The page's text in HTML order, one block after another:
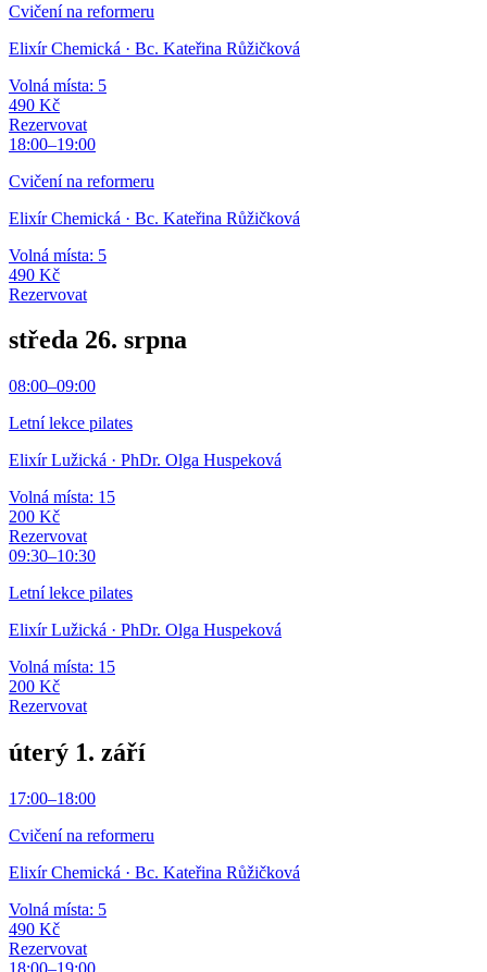
Cvičení na reformeru
Elixír Chemická · Bc. Kateřina Růžičková
Volná místa: 5
490 Kč
Rezervovat
18:00–19:00
Cvičení na reformeru
Elixír Chemická · Bc. Kateřina Růžičková
Volná místa: 5
490 Kč
Rezervovat
středa 26. srpna
08:00–09:00
Letní lekce pilates
Elixír Lužická · PhDr. Olga Huspeková
Volná místa: 15
200 Kč
Rezervovat
09:30–10:30
Letní lekce pilates
Elixír Lužická · PhDr. Olga Huspeková
Volná místa: 15
200 Kč
Rezervovat
úterý 1. září
17:00–18:00
Cvičení na reformeru
Elixír Chemická · Bc. Kateřina Růžičková
Volná místa: 5
490 Kč
Rezervovat